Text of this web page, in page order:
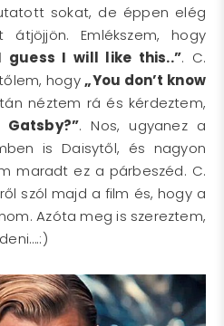
sokat, de éppen elég
Emlékszem, hogy
guess I will like this..”. C.
hogy„You don’t know
néztem rá és kérdeztem,
. Nos, ugyanez a
is Daisytől, és nagyon
maradt ez a párbeszéd. C.
szól majd a film és, hogy a
Azóta meg is szereztem,